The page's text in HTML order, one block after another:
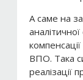
А саме на
ВПО. Така
реалізації